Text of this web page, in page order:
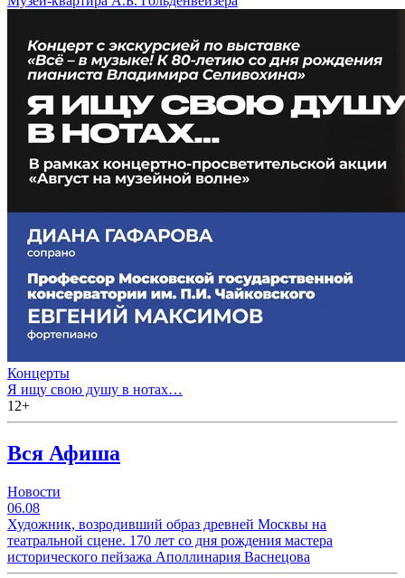
Концерты
Я ищу свою душу в нотах…
12+
Вся Афиша
Новости
06.08
Художник, возродивший образ древней Москвы на
театральной сцене. 170 лет со дня рождения мастера
исторического пейзажа Аполлинария Васнецова